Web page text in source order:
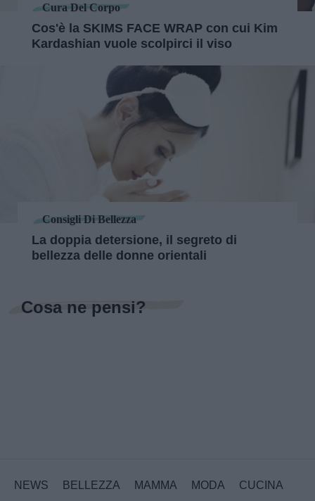
Cura Del Corpo
Cos'è la SKIMS FACE WRAP con cui Kim
Kardashian vuole scolpirci il viso
Consigli Di Bellezza
La doppia detersione, il segreto di
bellezza delle donne orientali
Cosa ne pensi?
NEWS BELLEZZA MAMMA MODA CUCINA